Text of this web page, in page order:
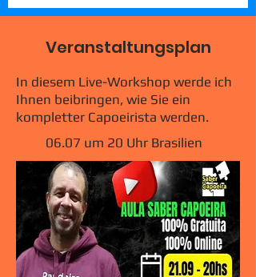
Veranstaltungsplan
In diesem Live-Workshop werde ich
Ihnen beibringen, wie Sie ein
kompletter Capoeirista werden.
06.07 um 20 Uhr Brasilien